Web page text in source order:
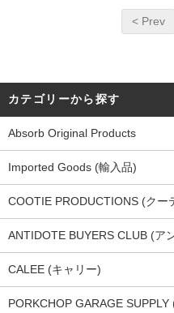
< Prev
カテゴリーから探す
Absorb Original Products
Imported Goods (輸入品)
COOTIE PRODUCTIONS (クー
ANTIDOTE BUYERS CLUB (ア
CALEE (キャリー)
PORKCHOP GARAGE